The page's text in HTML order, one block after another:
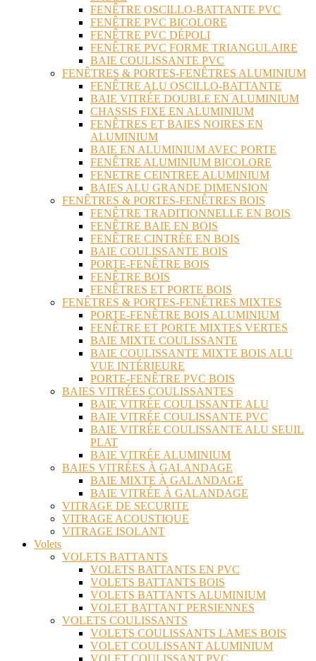
FENÊTRE OSCILLO-BATTANTE PVC
FENÊTRE PVC BICOLORE
FENÊTRE PVC DÉPOLI
FENÊTRE PVC FORME TRIANGULAIRE
BAIE COULISSANTE PVC
FENÊTRES & PORTES-FENÊTRES ALUMINIUM
FENÊTRE ALU OSCILLO-BATTANTE
BAIE VITRÉE DOUBLE EN ALUMINIUM
CHASSIS FIXE EN ALUMINIUM
FENÊTRES ET BAIES NOIRES EN
ALUMINIUM
BAIE EN ALUMINIUM AVEC PORTE
FENÊTRE ALUMINIUM BICOLORE
FENETRE CEINTREE ALUMINIUM
BAIES ALU GRANDE DIMENSION
FENÊTRES & PORTES-FENÊTRES BOIS
FENÊTRE TRADITIONNELLE EN BOIS
FENÊTRE BAIE EN BOIS
FENÊTRE CINTRÉE EN BOIS
BAIE COULISSANTE BOIS
PORTE-FENÊTRE BOIS
FENÊTRE BOIS
FENÊTRES ET PORTE BOIS
FENÊTRES & PORTES-FENÊTRES MIXTES
PORTE-FENÊTRE BOIS ALUMINIUM
FENÊTRE ET PORTE MIXTES VERTES
BAIE MIXTE COULISSANTE
BAIE COULISSANTE MIXTE BOIS ALU
VUE INTÉRIEURE
PORTE-FENÊTRE PVC BOIS
BAIES VITRÉES COULISSANTES
BAIE VITRÉE COULISSANTE ALU
BAIE VITRÉE COULISSANTE PVC
BAIE VITRÉE COULISSANTE ALU SEUIL
PLAT
BAIE VITRÉE ALUMINIUM
BAIES VITRÉES À GALANDAGE
BAIE MIXTE À GALANDAGE
BAIE VITRÉE À GALANDAGE
VITRAGE DE SECURITE
VITRAGE ACOUSTIQUE
VITRAGE ISOLANT
Volets
VOLETS BATTANTS
VOLETS BATTANTS EN PVC
VOLETS BATTANTS BOIS
VOLETS BATTANTS ALUMINIUM
VOLET BATTANT PERSIENNES
VOLETS COULISSANTS
VOLETS COULISSANTS LAMES BOIS
VOLET COULISSANT ALUMINIUM
VOLET COULISSANT PVC